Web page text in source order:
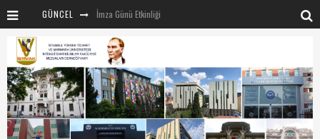
GÜNCEL İmza Günü Etkinliği
İSTİVAK 2025 Nisan Ayı Yönetim Kurulu Toplantısı
Mentör-Marmara projesi Kahvaltı Buluşması
“RUH VE BEDENİN UYANIŞI” konulu etkinliğimizden kareler